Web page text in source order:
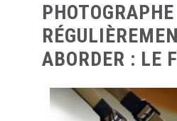
ABORDER : LE